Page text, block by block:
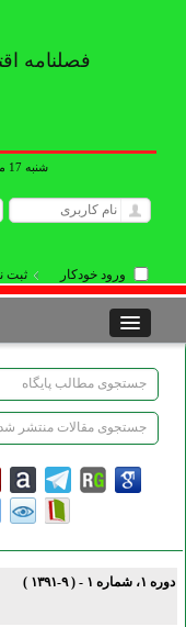
فصلنامه
شنبه 17 مرداد 1405
ورود خودکار ثبت نام
۱، شماره ۱ - ( ۹-۱۳۹۱ )